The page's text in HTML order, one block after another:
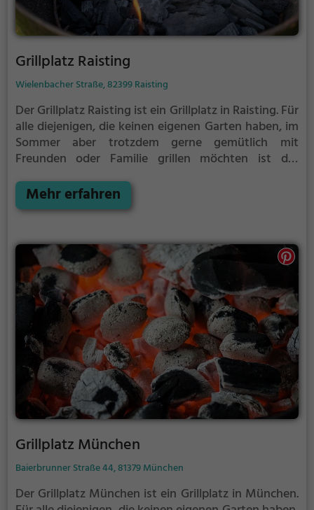
Grillplatz Raisting
Wielenbacher Straße, 82399 Raisting
Der Grillplatz Raisting ist ein Grillplatz in Raisting.Für
alle diejenigen, die keinen eigenen Garten haben, im
Sommer aber trotzdem gerne gemütlich mit
Freunden oder Familie grillen möchten ist der
Grillplatzes: keine Nachbarn. Hier kann eine Feier
ruhig auch mal bis spät in die Nacht gehen und
den meisten Fällen unter euch und könnt
niemanden stören.
Mehr erfahren
Grillplatz München
Baierbrunner Straße 44, 81379 München
Der Grillplatz München ist ein Grillplatz in München.